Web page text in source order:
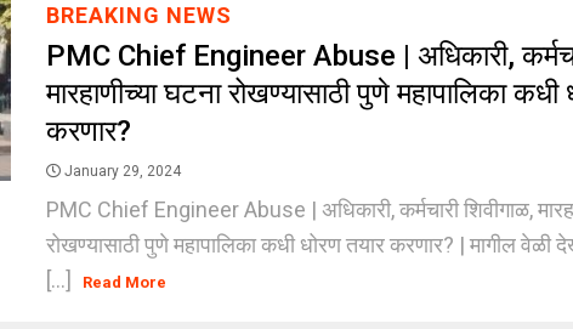
BREAKING NEWS
PMC Chief Engineer Abuse | अधिकारी,
मारहाणीच्या घटना रोखण्यासाठी पुणे महापालिका कधी
करणार?
January 29, 2024
PMC Chief Engineer Abuse | अधिकारी, कर्मचारी शिवीगाळ,
रोखण्यासाठी पुणे महापालिका कधी धोरण तयार करणार? | मागील
[...]
Read More